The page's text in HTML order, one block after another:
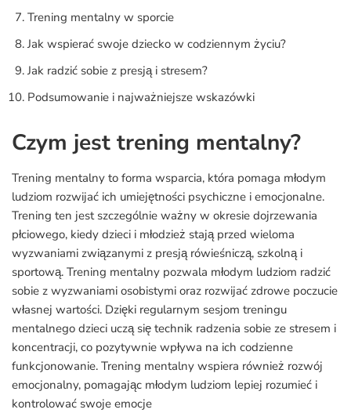
Trening mentalny w sporcie
Jak wspierać swoje dziecko w codziennym życiu?
Jak radzić sobie z presją i stresem?
Podsumowanie i najważniejsze wskazówki
Czym jest trening mentalny?
Trening mentalny to forma wsparcia, która pomaga młodym
ludziom rozwijać ich umiejętności psychiczne i emocjonalne.
Trening ten jest szczególnie ważny w okresie dojrzewania
płciowego, kiedy dzieci i młodzież stają przed wieloma
wyzwaniami związanymi z presją rówieśniczą, szkolną i
sportową. Trening mentalny pozwala młodym ludziom radzić
sobie z wyzwaniami osobistymi oraz rozwijać zdrowe poczucie
własnej wartości. Dzięki regularnym sesjom treningu
mentalnego dzieci uczą się technik radzenia sobie ze stresem i
koncentracji, co pozytywnie wpływa na ich codzienne
funkcjonowanie. Trening mentalny wspiera również rozwój
emocjonalny, pomagając młodym ludziom lepiej rozumieć i
kontrolować swoje emocje